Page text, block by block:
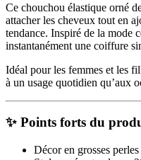
Ce chouchou élastique orné
attacher les cheveux tout en
tendance. Inspiré de la mode
instantanément une coiffure
Idéal pour les femmes et les
à un usage quotidien qu’aux
✨ Points forts du
Décor en grosses perles